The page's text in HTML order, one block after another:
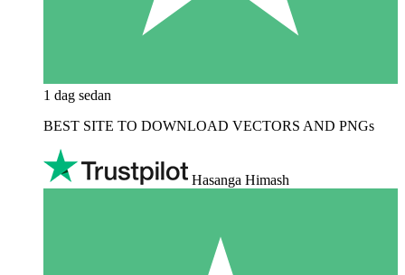
1 dag sedan
BEST SITE TO DOWNLOAD VECTORS AND PNGs
Hasanga Himash